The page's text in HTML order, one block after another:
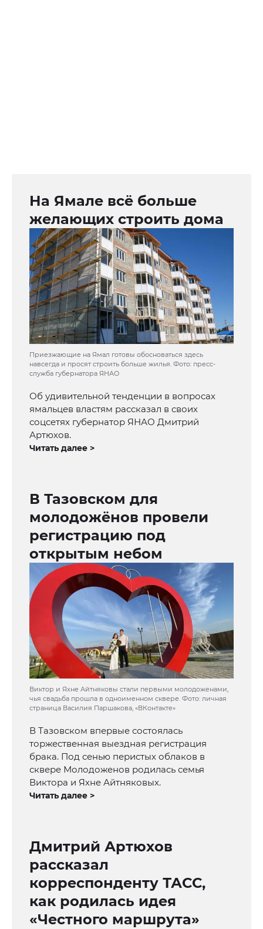
На Ямале всё больше
желающих строить дома
Приезжающие на Ямал готовы обосноваться здесь
навсегда и просят строить больше жилья. Фото: пресс-
служба губернатора ЯНАО
Об удивительной тенденции в вопросах
ямальцев властям рассказал в своих
соцсетях губернатор ЯНАО Дмитрий
Артюхов.
Читать далее >
В Тазовском для
молодожёнов провели
регистрацию под
открытым небом
Виктор и Яхне Айтняковы стали первыми молодоженами,
чья свадьба прошла в одноименном сквере. Фото: личная
страница Василия Паршакова, «ВКонтакте»
В Тазовском впервые состоялась
торжественная выездная регистрация
брака. Под сенью перистых облаков в
сквере Молодоженов родилась семья
Виктора и Яхне Айтняковых.
Читать далее >
Дмитрий Артюхов
рассказал
корреспонденту ТАСС,
как родилась идея
«Честного маршрута»